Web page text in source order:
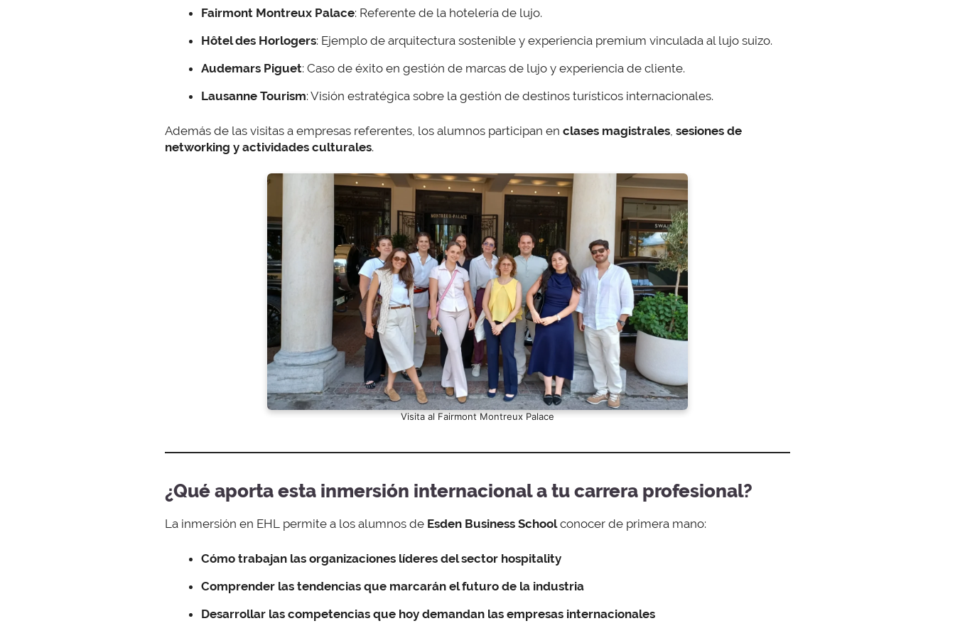
Fairmont Montreux Palace: Referente de la hotelería de lujo.
Hôtel des Horlogers: Ejemplo de arquitectura sostenible y experiencia premium vinculada al lujo suizo.
Audemars Piguet: Caso de éxito en gestión de marcas de lujo y experiencia de cliente.
Lausanne Tourism: Visión estratégica sobre la gestión de destinos turísticos internacionales.
Además de las visitas a empresas referentes, los alumnos participan en clases magistrales sesiones de
networking y actividades culturales.
Visita al Fairmont Montreux Palace
¿Qué aporta esta inmersión internacional a tu carrera profesional?
La inmersión en EHL permite a los alumnos de Esden Business Schoolconocer de primera mano:
Cómo trabajan las organizaciones líderes del sector hospitality
Comprender las tendencias que marcarán el futuro de la industria
Desarrollar las competencias que hoy demandan las empresas internacionales